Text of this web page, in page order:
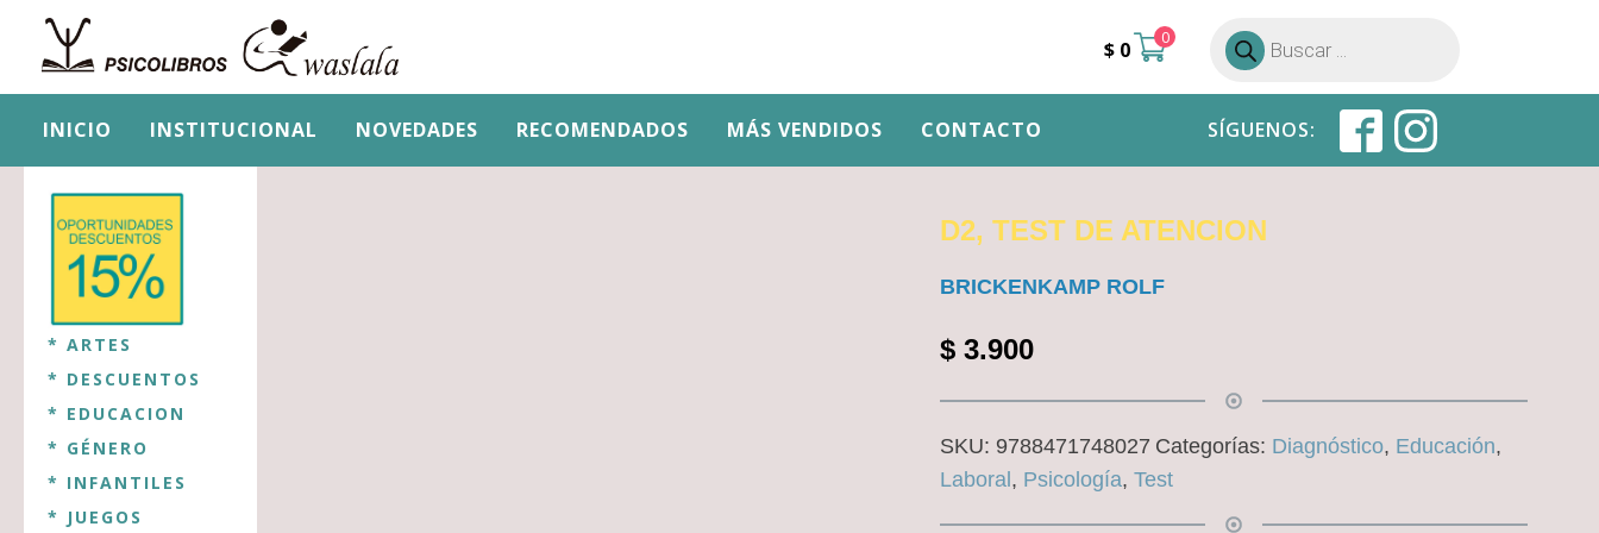
$ 0 0
Búsqueda
de
productos
INICIO INSTITUCIONAL NOVEDADES RECOMENDADOS MÁS VENDIDOS CONTACTO SÍGUENOS:
* ARTES
* DESCUENTOS
* EDUCACION
* GÉNERO
* INFANTILES
* JUEGOS
D2, TEST DE ATENCION
BRICKENKAMP ROLF
$3.900
SKU: 9788471748027 Categorías: Diagnóstico, Educación,
Laboral , Psicología, Test